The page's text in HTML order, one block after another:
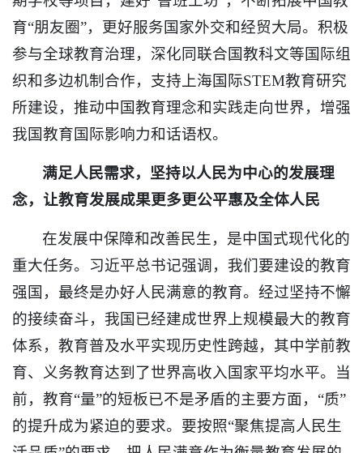
育“朋友圈”，更好服务国家外交和经贸大局。积极
参与全球教育治理，深化同联合国教科文等国际组
织和多边机制合作，支持上海国际STEM教育研究
所建设，推动中国教育理念和实践走向世界，增强
我国教育国际影响力和话语权。
满足人民需求，坚持以人民为中心的发展理
念，让教育发展成果更多更公平惠及全体人民
在发展中保障和改善民生，是中国式现代化的
重大任务。习近平总书记强调，我们要建设的教育
强国，最终是办好人民满意的教育。经过坚持不懈
的接续奋斗，我国已经建成世界上规模最大的教育
体系，教育普及水平实现历史性跨越，其中学前教
育、义务教育达到了世界高收入国家平均水平。当
前，教育“量”的短板已不是矛盾的主要方面，“质”
的提升成为紧迫的要求。要按照“聚焦提高人民生